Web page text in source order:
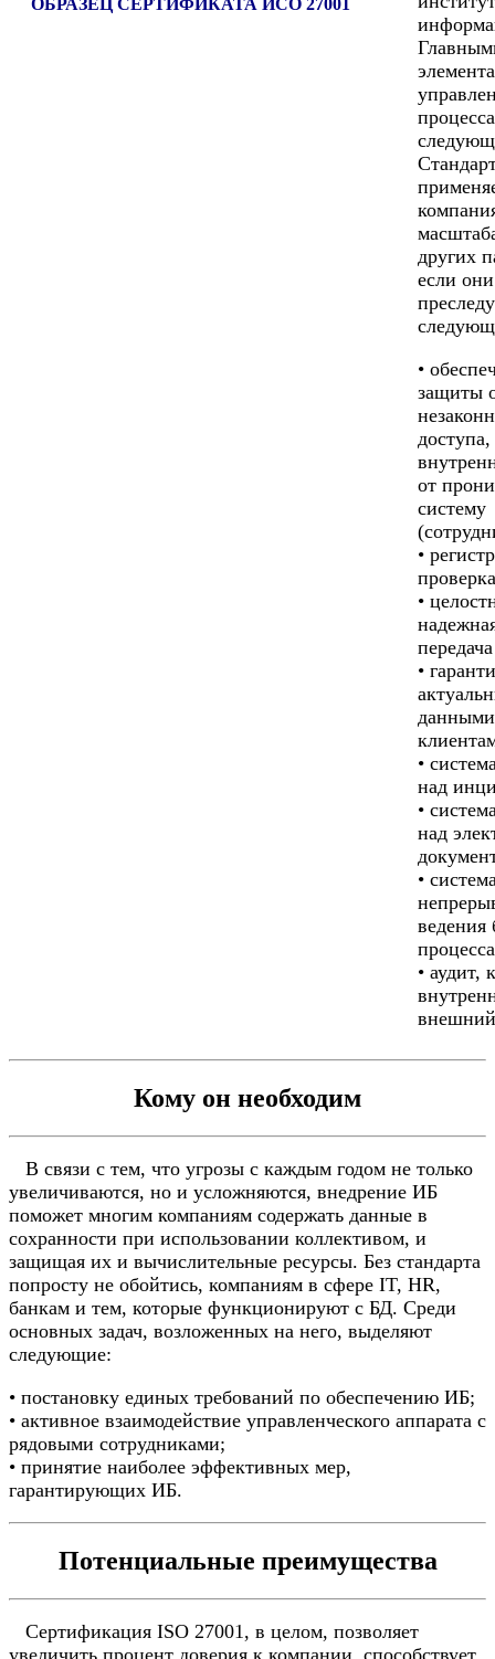
других
если они
•
защиты
от
систему
•
•
•
•
над
•
над
•
ведения
• аудит,
Кому он необходим
В связи с тем, что угрозы с каждым годом не только
увеличиваются, но и усложняются, внедрение ИБ
поможет многим компаниям содержать данные в
сохранности при использовании коллективом, и
защищая их и вычислительные ресурсы. Без стандарта
попросту не обойтись, компаниям в сфере IT, HR,
банкам и тем, которые функционируют с БД. Среди
основных задач, возложенных на него, выделяют
следующие:
• постановку единых требований по обеспечению ИБ;
• активное взаимодействие управленческого аппарата с
рядовыми сотрудниками;
• принятие наиболее эффективных мер,
гарантирующих ИБ.
Потенциальные преимущества
Сертификация ISO 27001, в целом, позволяет
увеличить процент доверия к компании, способствует